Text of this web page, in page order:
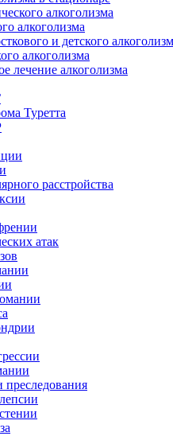
алкоголизма
алкоголизма
и детского
алкоголизма
лечение алкоголизма
Туретта
расстройства
атак